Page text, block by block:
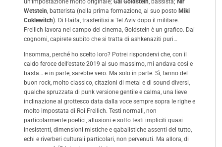
un’impostazione molto originale; Gai Goldstein, bassista; Nir
Wetstein, batterista (nella prima formazione, al suo posto Miki
Coklewitch). Di Haifa, trasferitisi a Tel Aviv dopo il militare.
Freilich lavora nel campo del cinema, Goldstein è un grafico. Dai
cognomi, capirete subito che si tratta di ashkenaziti puri…
Insomma, perché ho scelto loro? Potrei rispondervi che, con il
caldo feroce dell’estate 2019 al suo massimo, mi andava così e
basta… e in parte, sarebbe vero. Ma solo in parte. Sì, fanno del
buon rock, molto classico, citazioni di metal e di sound diversi,
qualche spruzzata di punk versione gentile e calma, una lieve
inclinazione al grottesco data dalla voce sempre sopra le righe e
molto impostata di Roi Freilich. Testi normali, non
particolarmente poetici, allusioni e sotto testi impliciti quasi
inesistenti, dimensioni mistiche e qabalistiche assenti del tutto,
echi e riverberi culturali particolari, non pervenuti. Ma allora, di